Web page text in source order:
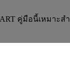
คู่มือนี้เหมาะ